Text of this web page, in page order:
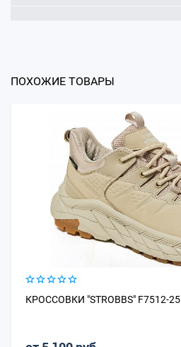
ПОХОЖИЕ ТОВАРЫ
КРОССОВКИ "STROBBS" F7512-25